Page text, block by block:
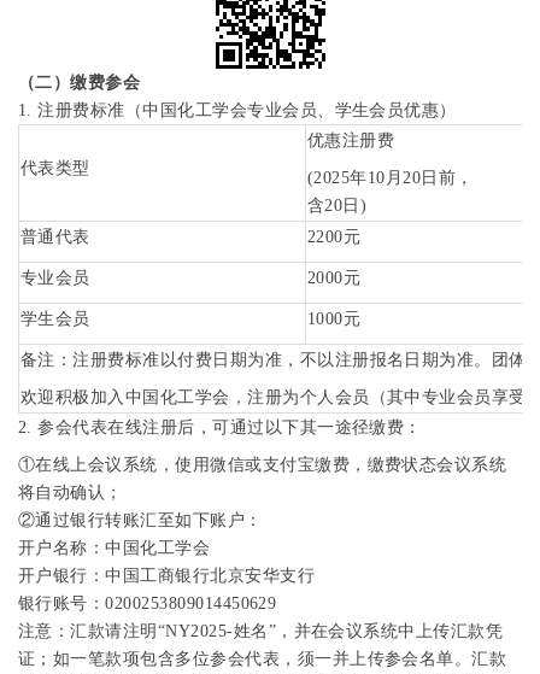
（二）缴费参会
1.注册费标准（中国化工学会专业会员、学生会员优惠）
代表类型
优惠注册费
(2025年10 月20 日前，
含20 日 )
普通代表
2200元
专业会员 2000元
学生会员 1000元
备注：注册费标准以付费日期为准，不以注册报名日期为准。团体
欢迎积极加入中国化工学会，注册为个人会员（其中专业会员享受
2.参会代表在线注册后，可通过以下其一途径缴费：
①在线上会议系统，使用微信或支付宝缴费，缴费状态会议系统
将自动确认；
②通过银行转账汇至如下账户：
开户名称：中国化工学会
开户银行：中国工商银行北京安华支行
银行账号：0200253809014450629
注意：汇款请注明 “NY2025-姓名 ” ，并在会议系统中上传汇款凭
证；如一笔款项包含多位参会代表，须一并上传参会名单。汇款